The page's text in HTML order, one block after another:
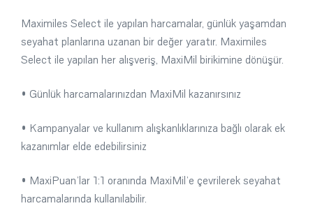
Maximiles Select ile yapılan harcamalar, günlük yaşamdan
seyahat planlarına uzanan bir değer yaratır. Maximiles
Select ile yapılan her alışveriş, MaxiMil birikimine dönüşür.
• Günlük harcamalarınızdan MaxiMil kazanırsınız
• Kampanyalar ve kullanım alışkanlıklarınıza bağlı olarak ek
kazanımlar elde edebilirsiniz
• MaxiPuan’lar 1:1 oranında MaxiMil’e çevrilerek seyahat
harcamalarında kullanılabilir.